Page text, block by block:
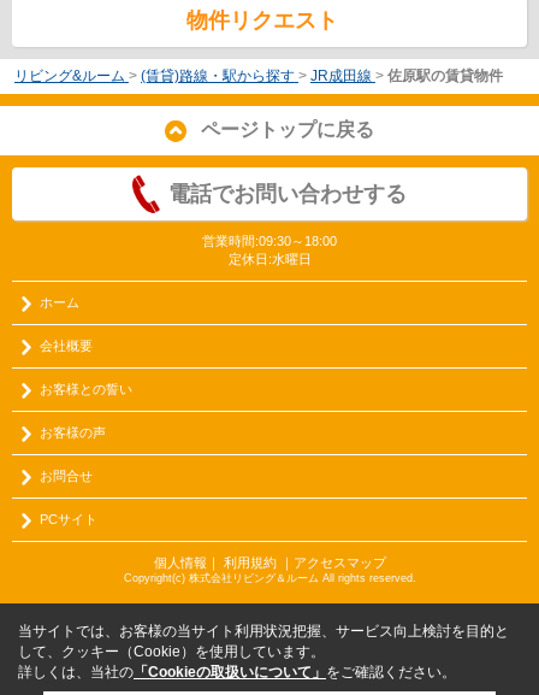
物件リクエスト
リビング&ルーム > (賃貸)路線・駅から探す > JR成田線 > 佐原駅の賃貸物件
ページトップに戻る
電話でお問い合わせする
営業時間:09:30～18:00
定休日:水曜日
ホーム
会社概要
お客様との誓い
お客様の声
お問合せ
PCサイト
個人情報 利用規約｜ アクセスマップ
Copyright(c) 株式会社リビング＆ルーム All rights reserved.
当サイトでは、お客様の当サイト利用状況把握、サービス向上検討を目的と
して、クッキー（Cookie）を使用しています。
詳しくは、当社の 「Cookieの取扱いについて」 をご確認ください。